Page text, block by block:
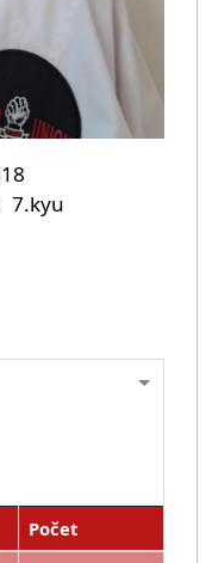
7.kyu
Počet